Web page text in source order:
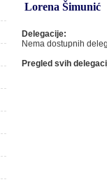
Lorena Šimunić
Delegacije:
Nema dostupnih
Pregled svih